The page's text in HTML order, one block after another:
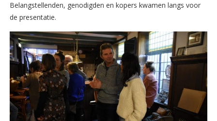
Belangstellenden, genodigden en kopers kwamen langs voor
de presentatie.